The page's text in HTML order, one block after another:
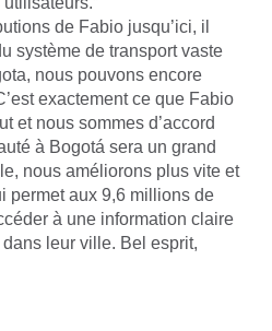
de Fabio jusqu’ici, il
système de transport vaste
nous pouvons encore
exactement ce que Fabio
et nous sommes d’accord
à Bogotá sera un grand
nous améliorons plus vite et
permet aux 9,6 millions de
à une information claire
leur ville. Bel esprit,